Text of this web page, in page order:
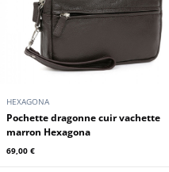
HEXAGONA
Pochette dragonne cuir vachette
marron Hexagona
69,00 €